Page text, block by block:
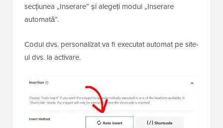
secțiunea „Inserare” și alegeți modul „Inserare
automată”.
Codul dvs. personalizat va fi executat automat pe site-
ul dvs. la activare.